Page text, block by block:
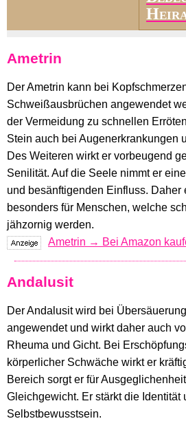
Ametrin
Der Ametrin kann bei
Schweißausbrüchen angewendet
der Vermeidung zu schnellen
Stein auch bei Augenerkrankungen
Des Weiteren wirkt er vorbeugend
Senilität. Auf die Seele nimmt er
und besänftigenden Einfluss. Daher
besonders für Menschen, welche
jähzornig werden.
Ametrin → Bei Amazon
Andalusit
Der Andalusit wird bei
angewendet und wirkt daher auch
Rheuma und Gicht. Bei
körperlicher Schwäche wirkt er
Bereich sorgt er für
Gleichgewicht. Er stärkt die Identität
Selbstbewusstsein.